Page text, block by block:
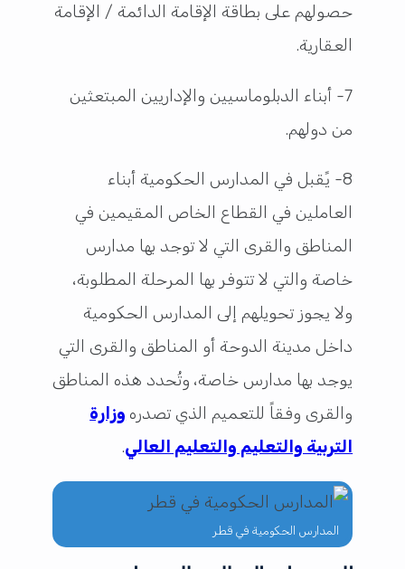
حصولهم على بطاقة الإقامة الدائمة / الإقامة
العقارية.
7- أبناء الدبلوماسيين والإداريين المبتعثين
من دولهم.
8- يًقبل في المدارس الحكومية أبناء
العاملين في القطاع الخاص المقيمين في
المناطق والقرى التي لا توجد بها مدارس
خاصة والتي لا تتوفر بها المرحلة المطلوبة،
ولا يجوز تحويلهم إلى المدارس الحكومية
داخل مدينة الدوحة أو المناطق والقرى التي
يوجد بها مدارس خاصة، وتُحدد هذه المناطق
والقرى وفقاً للتعميم الذي تصدره وزارة
التربية والتعليم والتعليم العالي.
المدارس الحكومية في قطر